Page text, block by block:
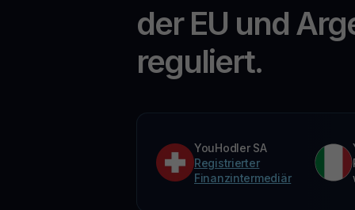
der EU und
reguliert.
YouHodler SA
Registrierter
Finanzintermediär